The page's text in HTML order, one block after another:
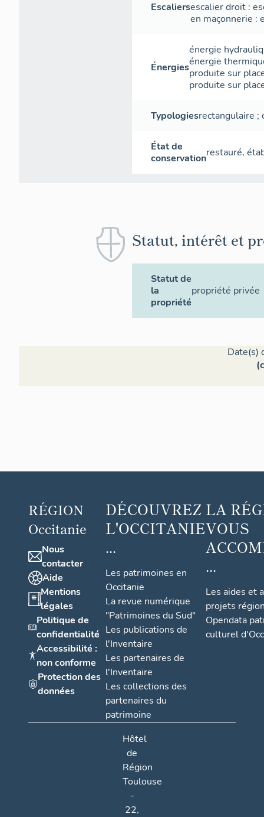
Escaliersescalier droit :
en maçonnerie :
Énergies
énergie
énergie
produite sur
produite sur
Typologiesrectangulaire ;
État de
conservationrestauré,
Statut, intérêt et
Statut de
la
propriété
propriété privée
Date(s)
RÉGION
Occitanie
Nous
contacter
Aide
Mentions
légales
Politique de
confidentialité
Accessibilité :
non conforme
Protection des
données
DÉCOUVREZ
L'OCCITANIE
...
Les patrimoines en
Occitanie
La revue numérique
"Patrimoines du Sud"
Les publications de
l'Inventaire
Les partenaires de
l'Inventaire
Les collections des
partenaires du
patrimoine
LA
VOUS
...
Les aides et
projets
Opendata
culturel
Hôtel
de
Région
Toulouse
-
22,